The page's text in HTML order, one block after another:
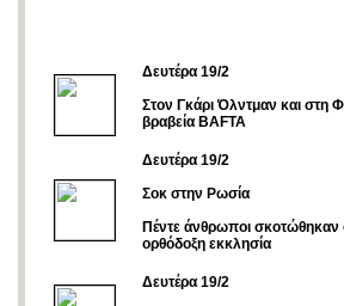
Δευτέρα 19/2
Στον Γκάρι Όλντμαν και στη
βραβεία BAFTA
Δευτέρα 19/2
Σοκ στην Ρωσία
Πέντε άνθρωποι σκοτώθηκαν
ορθόδοξη εκκλησία
Δευτέρα 19/2